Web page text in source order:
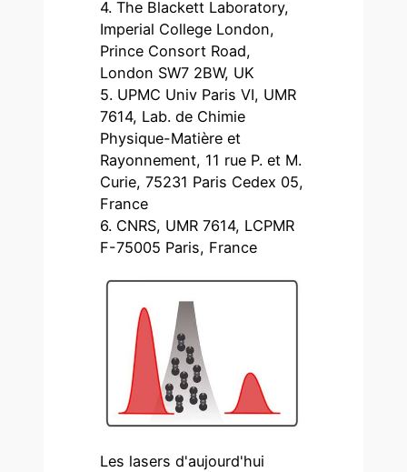
4. The Blackett Laboratory,
Imperial College London,
Prince Consort Road,
London SW7 2BW, UK
5. UPMC Univ Paris VI, UMR
7614, Lab. de Chimie
Physique-Matière et
Rayonnement, 11 rue P. et M.
Curie, 75231 Paris Cedex 05,
France
6. CNRS, UMR 7614, LCPMR
F-75005 Paris, France
Les lasers d'aujourd'hui